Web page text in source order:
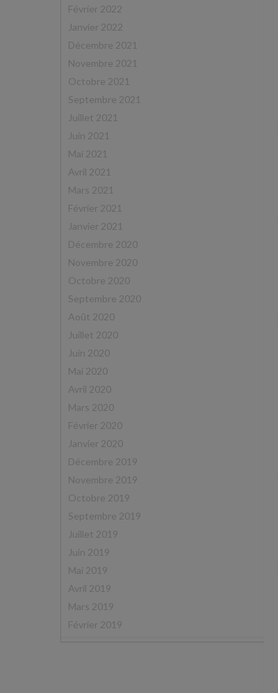
Février 2022
Janvier 2022
Décembre 2021
Novembre 2021
Octobre 2021
Septembre 2021
Juillet 2021
Juin 2021
Mai 2021
Avril 2021
Mars 2021
Février 2021
Janvier 2021
Décembre 2020
Novembre 2020
Octobre 2020
Septembre 2020
Août 2020
Juillet 2020
Juin 2020
Mai 2020
Avril 2020
Mars 2020
Février 2020
Janvier 2020
Décembre 2019
Novembre 2019
Octobre 2019
Septembre 2019
Juillet 2019
Juin 2019
Mai 2019
Avril 2019
Mars 2019
Février 2019